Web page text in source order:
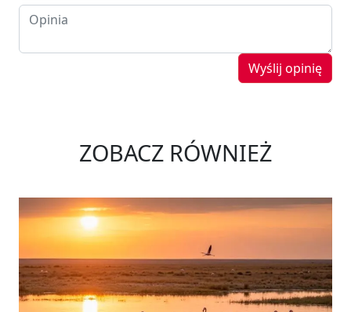
Wyślij opinię
ZOBACZ RÓWNIEŻ